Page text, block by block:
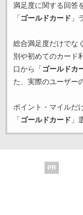
満足度に関する回答
「ゴールドカード 」
総合満足度だけでな
別や初めてのカード
口から「ゴールドカ
た、実際のユーザー
ポイント・マイルだ
「ゴールドカード 」
PR